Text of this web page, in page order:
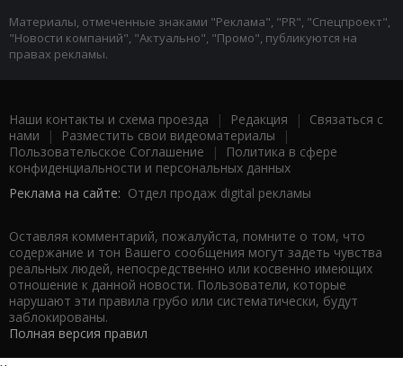
Материалы, отмеченные знаками "Реклама", "PR", "Спецпроект",
"Новости компаний", "Актуально", "Промо", публикуются на
правах рекламы.
Наши контакты и схема проезда | Редакция | Связаться с
нами | Разместить свои видеоматериалы |
Пользовательское Соглашение |
Политика в сфере
конфиденциальности и персональных данных
Реклама на сайте: Отдел продаж digital рекламы
Оставляя комментарий, пожалуйста, помните о том, что
содержание и тон Вашего сообщения могут задеть чувства
реальных людей, непосредственно или косвенно имеющих
отношение к данной новости. Пользователи, которые
нарушают эти правила грубо или систематически, будут
заблокированы.
Полная версия правил